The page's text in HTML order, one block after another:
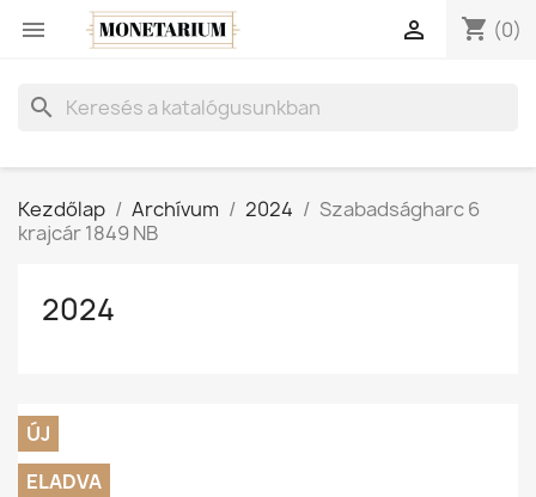
 shopping_cart (0)

search
Kezdőlap Archívum 2024
Szabadságharc 6
krajcár 1849 NB
2024
ÚJ
ELADVA